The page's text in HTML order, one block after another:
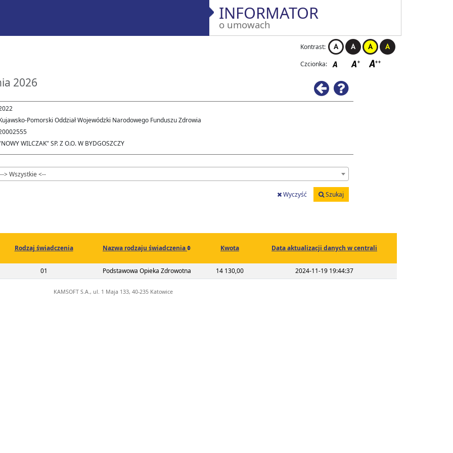
INFORMATOR
o umowach
Kontrast:
Czcionka:
2026 Wstecz
Pomoc
Pomorski Oddział Wojewódzki Narodowego Funduszu Zdrowia
WILCZAK" SP. Z O.O. W BYDGOSZCZY
--> Wszystkie <--
Wyczyść Szukaj
Rodzaj świadczenia Nazwa rodzaju świadczenia Kwota Data aktualizacji danych w centrali
00-02555-22-01
01 Podstawowa Opieka Zdrowotna 14 130,00 2024-11-19 19:44:37
KAMSOFT S.A., ul. 1 Maja 133, 40-235 Katowice